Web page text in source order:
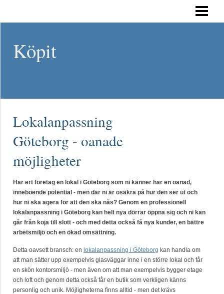
Köpit
Lokalanpassning
Göteborg - oanade
möjligheter
Har ert företag en lokal i Göteborg som ni känner har en oanad,
inneboende potential - men där ni är osäkra på hur den ser ut och
hur ni ska agera för att den ska nås? Genom en professionell
lokalanpassning i Göteborg kan helt nya dörrar öppna sig och ni kan
går från koja till slott - och med detta också få nya kunder, en bättre
arbetsmiljö och en ökad omsättning.
Detta oavsett bransch: en lokalanpassning i Göteborg kan handla om
att man sätter upp exempelvis glasväggar inne i en större lokal och får
en skön kontorsmiljö - men även om att man exempelvis bygger etage
och loft och genom detta också får en butik som verkligen känns
personlig och unik. Möjligheterna finns alltid - men det krävs